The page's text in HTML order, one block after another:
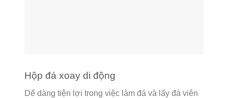
Hộp đá xoay di động
Dể dàng tiện lợi trong việc làm đá và lấy đá viên